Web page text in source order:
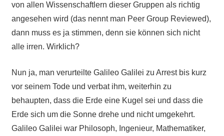
von allen Wissenschaftlern dieser Gruppen als richtig
angesehen wird (das nennt man Peer Group Reviewed),
dann muss es ja stimmen, denn sie können sich nicht
alle irren. Wirklich?
Nun ja, man verurteilte Galileo Galilei zu Arrest bis kurz
vor seinem Tode und verbat ihm, weiterhin zu
behaupten, dass die Erde eine Kugel sei und dass die
Erde sich um die Sonne drehe und nicht umgekehrt.
Galileo Galilei war Philosoph, Ingenieur, Mathematiker,